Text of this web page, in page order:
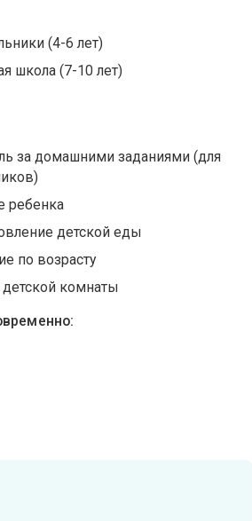
(4-6 лет)
школа (7-10 лет)
за домашними заданиями (для
ребенка
детской еды
по возрасту
комнаты